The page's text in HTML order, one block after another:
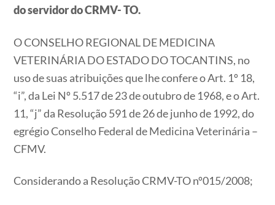
do servidor do CRMV- TO.
O CONSELHO REGIONAL DE MEDICINA
VETERINÁRIA DO ESTADO DO TOCANTINS, no
uso de suas atribuições que lhe confere o Art. 1º 18,
“i”, da Lei Nº 5.517 de 23 de outubro de 1968, e o Art.
11, “j” da Resolução 591 de 26 de junho de 1992, do
egrégio Conselho Federal de Medicina Veterinária –
CFMV.
Considerando a Resolução CRMV-TO nº015/2008;